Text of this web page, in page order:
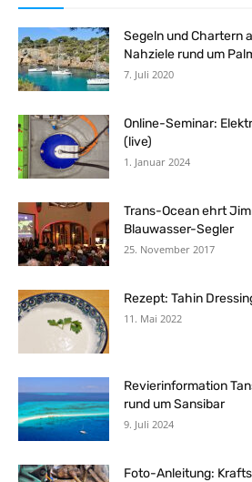
Segeln und Chartern
Nahziele rund um
7. Juli 2020
Online-Seminar:
(live)
1. Januar 2024
Trans-Ocean ehrt
Blauwasser-Segler
25. November 2017
Rezept: Tahin
11. Mai 2022
Revierinformation
rund um Sansibar
9. Juli 2024
Foto-Anleitung: